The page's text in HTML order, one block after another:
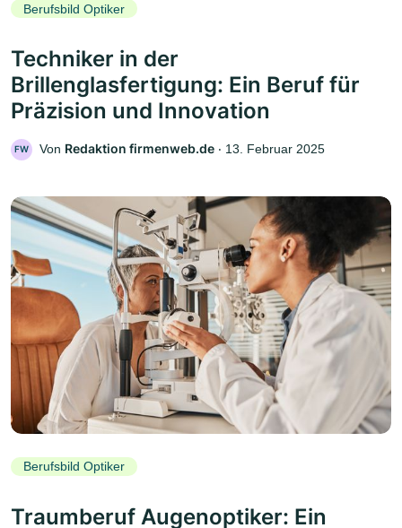
Berufsbild Optiker
Techniker in der
Brillenglasfertigung: Ein Beruf für
Präzision und Innovation
FW Von Redaktion firmenweb.de ‧ 13. Februar 2025
Berufsbild Optiker
Traumberuf Augenoptiker: Ein